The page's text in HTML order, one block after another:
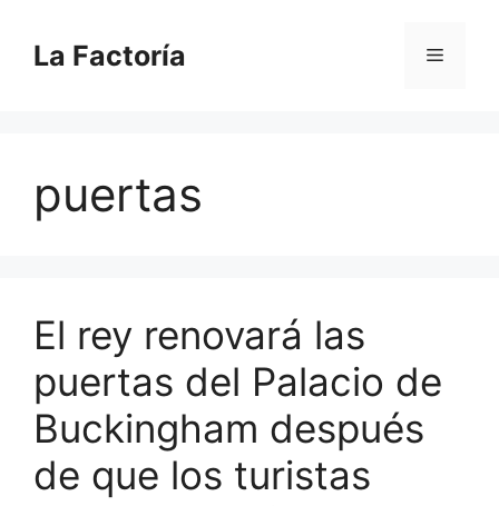
contenido
La Factoría Menú
puertas
El rey renovará las
puertas del Palacio de
Buckingham después
de que los turistas